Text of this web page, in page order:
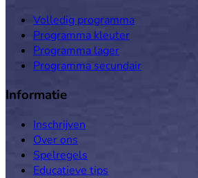
Volledig programma
Programma kleuter
Programma lager
Programma secundair
Informatie
Inschrijven
Over ons
Spelregels
Educatieve tips